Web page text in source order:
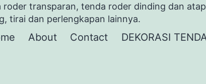
transparan, tenda roder dinding dan
tirai dan perlengkapan lainnya.
About Contact DEKORASI